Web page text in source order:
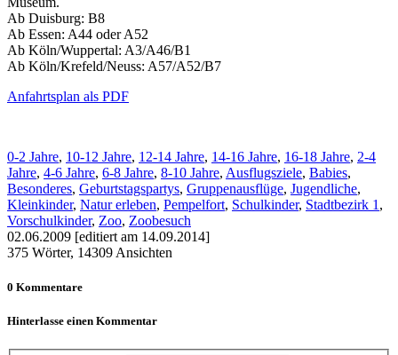
Ab Duisburg: B8
Ab Essen: A44 oder A52
Ab Köln/Wuppertal: A3/A46/B1
Ab Köln/Krefeld/Neuss: A57/A52/B7
Anfahrtsplan als PDF
0-2 Jahre, 10-12 Jahre, 12-14 Jahre, 14-16 Jahre, 16-18 Jahre, 2-4
Jahre, 4-6 Jahre, 6-8 Jahre, 8-10 Jahre, Ausflugsziele, Babies,
Besonderes, Geburtstagspartys, Gruppenausflüge, Jugendliche,
Kleinkinder, Natur erleben, Pempelfort, Schulkinder, Stadtbezirk 1 ,
Vorschulkinder, Zoo, Zoobesuch
02.06.2009 [editiert am 14.09.2014]
375 Wörter, 14309 Ansichten
0 Kommentare
Hinterlasse einen Kommentar